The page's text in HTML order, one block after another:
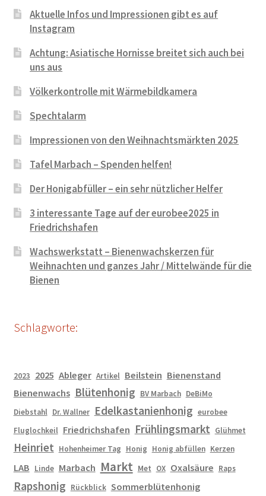
Aktuelle Infos und Impressionen gibt es auf
Instagram
Achtung: Asiatische Hornisse breitet sich auch bei
uns aus
Völkerkontrolle mit Wärmebildkamera
Spechtalarm
Impressionen von den Weihnachtsmärkten 2025
Tafel Marbach – Spenden helfen!
Der Honigabfüller – ein sehr nützlicher Helfer
3 interessante Tage auf der eurobee2025 in
Friedrichshafen
Wachswerkstatt – Bienenwachskerzen für
Weihnachten und ganzes Jahr / Mittelwände für die
Bienen
Schlagworte:
2023 2025 Ableger Artikel Beilstein Bienenstand
Bienenwachs Blütenhonig BV Marbach DeBiMo
Diebstahl Dr. Wallner Edelkastanienhonig eurobee
Fluglochkeil Friedrichshafen Frühlingsmarkt Glühmet
Heinriet Hohenheimer Tag Honig Honig abfüllen Kerzen
LAB Linde Marbach Markt Met OX Oxalsäure Raps
Rapshonig Rückblick Sommerblütenhonig